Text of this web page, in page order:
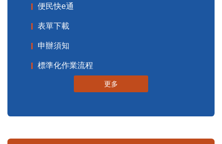
便民快e通
表單下載
申辦須知
標準化作業流程
更多